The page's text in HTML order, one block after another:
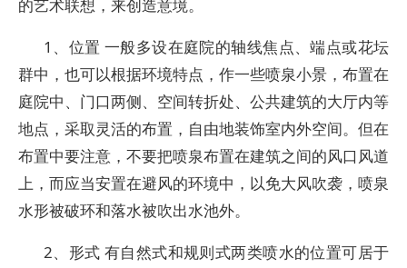
的艺术联想，来创造意境。
1、位置 一般多设在庭院的轴线焦点、端点或花坛
群中，也可以根据环境特点，作一些喷泉小景，布置在
庭院中、门口两侧、空间转折处、公共建筑的大厅内等
地点，采取灵活的布置，自由地装饰室内外空间。但在
布置中要注意，不要把喷泉布置在建筑之间的风口风道
上，而应当安置在避风的环境中，以免大风吹袭，喷泉
水形被破环和落水被吹出水池外。
2、形式 有自然式和规则式两类喷水的位置可居于